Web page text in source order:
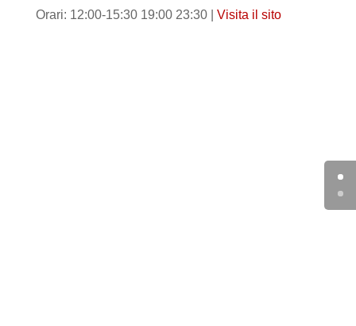
Orari: 12:00-15:30 19:00 23:30 | Visita il sito